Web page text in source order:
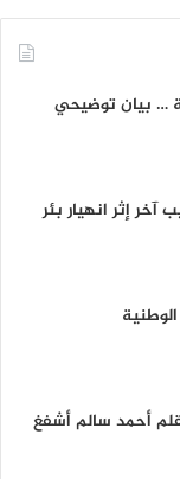
… بيان توضيحي
إثر انهيار بئر
أحمد سالم أشفغ